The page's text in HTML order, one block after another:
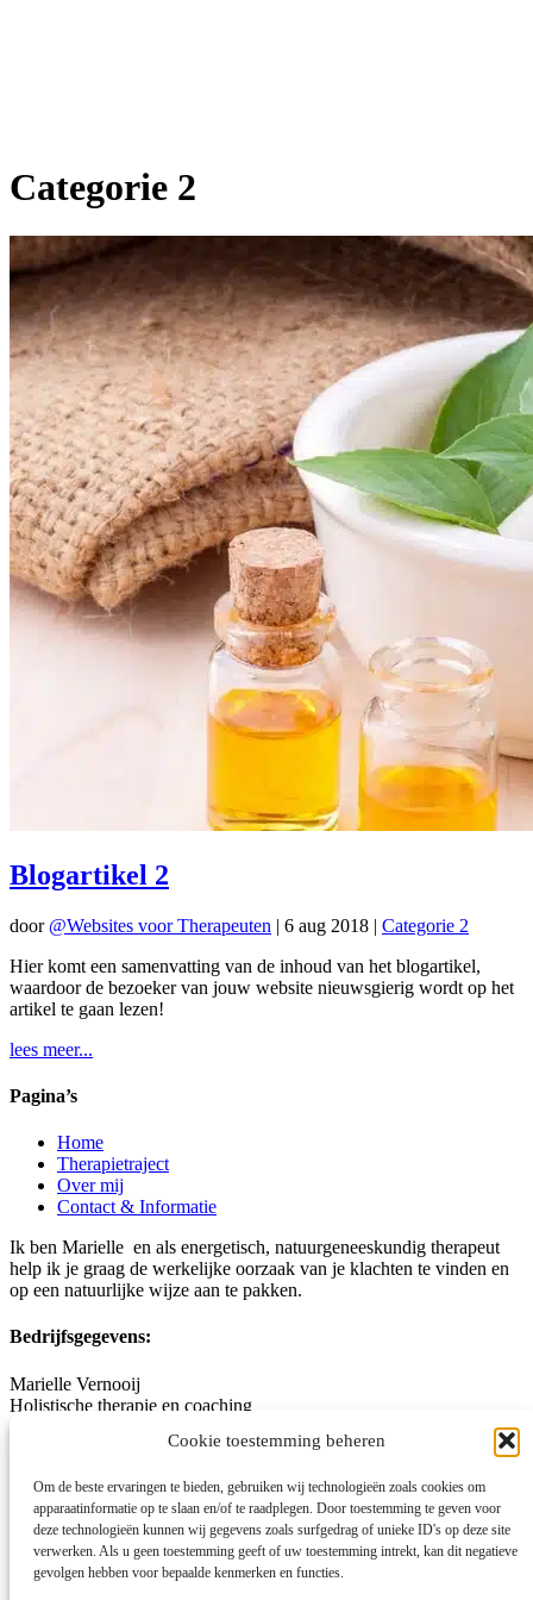
Cookie toestemming beheren
Om de beste ervaringen te bieden, gebruiken wij technologieën zoals cookies om
apparaatinformatie op te slaan en/of te raadplegen. Door toestemming te geven voor
deze technologieën kunnen wij gegevens zoals surfgedrag of unieke ID's op deze site
verwerken. Als u geen toestemming geeft of uw toestemming intrekt, kan dit negatieve
gevolgen hebben voor bepaalde kenmerken en functies.
Categorie 2
Blogartikel 2
door @Websites voor Therapeuten | 6 aug 2018 | Categorie 2
Hier komt een samenvatting van de inhoud van het blogartikel,
waardoor de bezoeker van jouw website nieuwsgierig wordt op het
artikel te gaan lezen!
lees meer...
Pagina’s
Home
Therapietraject
Over mij
Contact & Informatie
Ik ben Marielle en als energetisch, natuurgeneeskundig therapeut
help ik je graag de werkelijke oorzaak van je klachten te vinden en
op een natuurlijke wijze aan te pakken.
Bedrijfsgegevens:
Marielle Vernooij
Holistische therapie en coaching
contact@mariellevernooij.nl
www.mariellevernooij.nl
KvK-nummer: 88596354